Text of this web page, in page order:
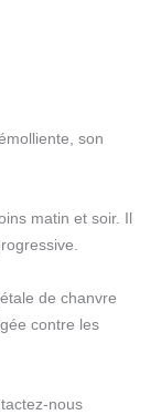
son
matin et soir. Il
de chanvre
contre les
nous